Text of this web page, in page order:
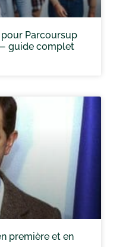
Parcoursup
guide complet
première et en